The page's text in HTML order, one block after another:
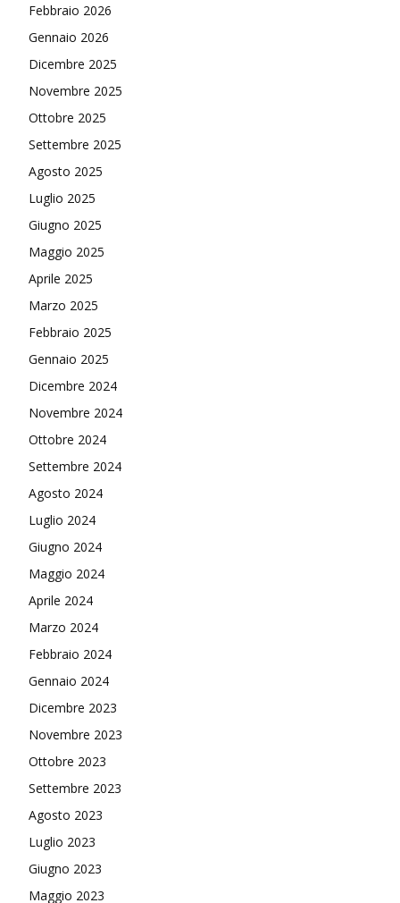
Febbraio 2026
Gennaio 2026
Dicembre 2025
Novembre 2025
Ottobre 2025
Settembre 2025
Agosto 2025
Luglio 2025
Giugno 2025
Maggio 2025
Aprile 2025
Marzo 2025
Febbraio 2025
Gennaio 2025
Dicembre 2024
Novembre 2024
Ottobre 2024
Settembre 2024
Agosto 2024
Luglio 2024
Giugno 2024
Maggio 2024
Aprile 2024
Marzo 2024
Febbraio 2024
Gennaio 2024
Dicembre 2023
Novembre 2023
Ottobre 2023
Settembre 2023
Agosto 2023
Luglio 2023
Giugno 2023
Maggio 2023